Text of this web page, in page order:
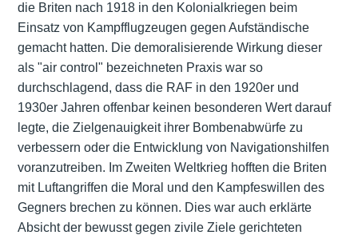
die Briten nach 1918 in den Kolonialkriegen beim
Einsatz von Kampfflugzeugen gegen Aufständische
gemacht hatten. Die demoralisierende Wirkung dieser
als "air control" bezeichneten Praxis war so
durchschlagend, dass die RAF in den 1920er und
1930er Jahren offenbar keinen besonderen Wert darauf
legte, die Zielgenauigkeit ihrer Bombenabwürfe zu
verbessern oder die Entwicklung von Navigationshilfen
voranzutreiben. Im Zweiten Weltkrieg hofften die Briten
mit Luftangriffen die Moral und den Kampfeswillen des
Gegners brechen zu können. Dies war auch erklärte
Absicht der bewusst gegen zivile Ziele gerichteten